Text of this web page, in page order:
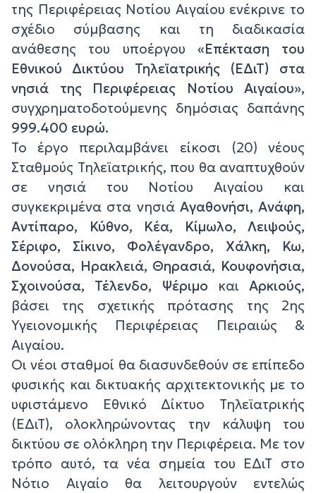
της Περιφέρειας Νοτίου Αιγαίου ενέκρινε το
σχέδιο σύμβασης και τη διαδικασία
ανάθεσης του υποέργου «Επέκταση του
Εθνικού Δικτύου Τηλεϊατρικής (ΕΔιΤ) στα
νησιά της Περιφέρειας Νοτίου Αιγαίου»,
συγχρηματοδοτούμενης δημόσιας δαπάνης
999.400 ευρώ.
Το έργο περιλαμβάνει είκοσι (20) νέους
Σταθμούς Τηλεϊατρικής, που θα αναπτυχθούν
σε νησιά του Νοτίου Αιγαίου και
συγκεκριμένα στα νησιά Αγαθονήσι, Ανάφη,
Αντίπαρο, Κύθνο, Κέα, Κίμωλο, Λειψούς,
Σέριφο, Σίκινο, Φολέγανδρο, Χάλκη, Κω,
Δονούσα, Ηρακλειά, Θηρασιά, Κουφονήσια,
Σχοινούσα, Τέλενδο, Ψέριμο και Αρκιούς,
βάσει της σχετικής πρότασης της 2ης
Υγειονομικής Περιφέρειας Πειραιώς &
Αιγαίου.
Οι νέοι σταθμοί θα διασυνδεθούν σε επίπεδο
φυσικής και δικτυακής αρχιτεκτονικής με το
υφιστάμενο Εθνικό Δίκτυο Τηλεϊατρικής
(ΕΔιΤ), ολοκληρώνοντας την κάλυψη του
δικτύου σε ολόκληρη την Περιφέρεια. Με τον
τρόπο αυτό, τα νέα σημεία του ΕΔιΤ στο
Νότιο Αιγαίο θα λειτουργούν εντελώς